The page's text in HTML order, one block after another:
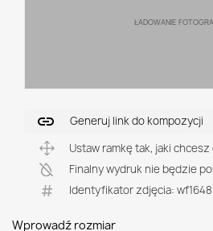
ŁADOWANIE
link
Generuj link do kompozycji
Ustaw ramkę tak, jaki
Finalny wydruk nie będzie
Identyfikator zdjęcia: wf1648
Wprowadź rozmiar